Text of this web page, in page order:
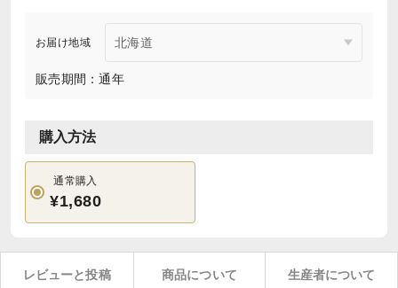
お届け地域
販売期間：通年
購入方法
通常購入
¥1,680
レビューと投稿 商品について 生産者について